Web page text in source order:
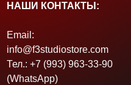
НАШИ КОНТАКТЫ:
Email:
info@f3studiostore.com
Тел.: +7 (993) 963-33-90
(WhatsApp)